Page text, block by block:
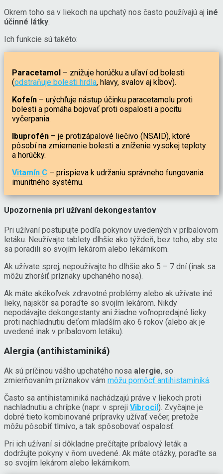
Okrem toho sa v liekoch na upchatý nos často používajú aj iné
účinné látky.
Ich funkcie sú takéto:
Paracetamol – znižuje horúčku a uľaví od bolesti
(odstraňuje bolesti hrdla, hlavy, svalov aj kĺbov).
Kofeín – urýchľuje nástup účinku paracetamolu proti
bolesti a pomáha bojovať proti ospalosti a pocitu
vyčerpania.
Ibuprofén – je protizápalové liečivo (NSAID), ktoré
pôsobí na zmiernenie bolesti a zníženie vysokej teploty
a horúčky.
Vitamín C – prispieva k udržaniu správneho fungovania
imunitného systému.
Upozornenia pri užívaní dekongestantov
Pri užívaní postupujte podľa pokynov uvedených v príbalovom
letáku. Neužívajte tablety dlhšie ako týždeň, bez toho, aby ste
sa poradili so svojím lekárom alebo lekárnikom.
Ak užívate sprej, nepoužívajte ho dlhšie ako 5 – 7 dní (inak sa
môžu zhoršiť príznaky upchaného nosa).
Ak máte akékoľvek zdravotné problémy alebo ak užívate iné
lieky, najskôr sa poraďte so svojím lekárom. Nikdy
nepodávajte dekongestanty ani žiadne voľnopredajné lieky
proti nachladnutiu deťom mladším ako 6 rokov (alebo ak je
uvedené inak v príbalovom letáku).
Alergia (antihistaminiká)
Ak sú príčinou vášho upchatého nosa alergie, so
zmierňovaním príznakov vám môžu pomôcť antihistaminiká.
Často sa antihistaminiká nachádzajú práve v liekoch proti
nachladnutiu a chrípke (napr. v spreji Vibrocil). Zvyčajne je
dobré tieto kombinované prípravky užívať večer, pretože
môžu pôsobiť tlmivo, a tak spôsobovať ospalosť.
Pri ich užívaní si dôkladne prečítajte príbalový leták a
dodržujte pokyny v ňom uvedené. Ak máte otázky, poraďte sa
so svojím lekárom alebo lekárnikom.